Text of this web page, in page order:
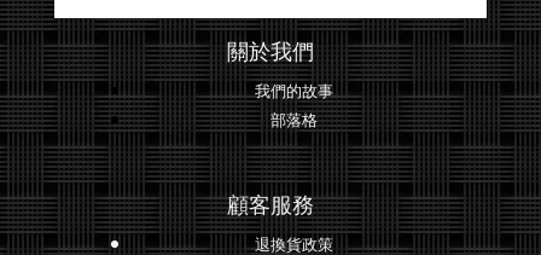
關於我們
我們的故事
部落格
顧客服務
退換貨政策